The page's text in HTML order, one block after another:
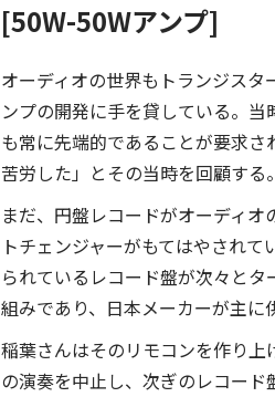
[50W-50Wアンプ]
オーディオの世界もトランジス
ンプの開発に手を貸している。
も常に先端的であることが要求さ
苦労した」とその当時を回顧する。
まだ、円盤レコードがオーディ
トチェンジャーがもてはやされ
られているレコード盤が次々と
組みであり、日本メーカーが主に
稲葉さんはそのリモコンを作り
の演奏を中止し、次ぎのレコー